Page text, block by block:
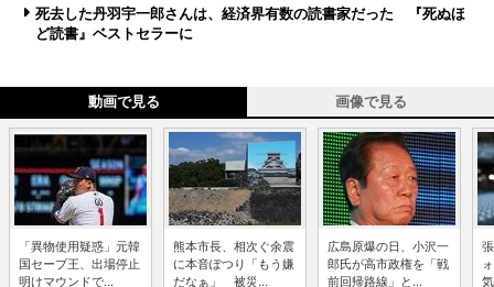
死去した丹羽宇一郎さんは、経済界有数の読書家だった 『死ぬほ
ど読書』ベストセラーに
動画で見る 画像で見る
「異物使用疑惑」元韓
国セーブ王、出場停止
明けマウンドで...
熊本市長、相次ぐ余震
に本音ぽつり「もう嫌
だなぁ」 被災...
広島原爆の日、小沢一
郎氏が高市政権を「戦
前回帰路線」と...